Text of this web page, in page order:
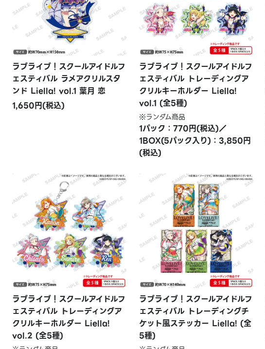
ラブライブ！スクールアイドルフ
ェスティバル ラメアクリルスタ
ンド Liella! vol.1 葉月 恋
1,650円(税込)
ラブライブ！スクールアイドルフ
ェスティバル トレーディングア
クリルキーホルダー Liella!
vol.1 (全5種)
※ランダム商品
1パック：770円(税込)／
1BOX(5パック入り)：3,850円
(税込)
ラブライブ！スクールアイドルフ
ェスティバル トレーディングア
クリルキーホルダー Liella!
vol.2 (全5種)
ラブライブ！スクールアイドルフ
ェスティバル トレーディングチ
ケット風ステッカー Liella! (全
5種)